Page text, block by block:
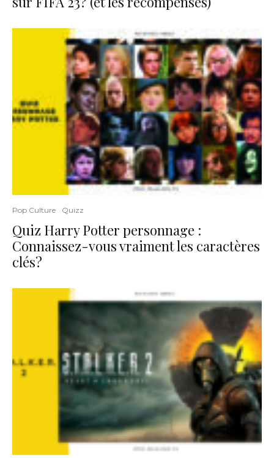
Pop Culture Quizz
Quiz Harry Potter personnage :
Connaissez-vous vraiment les caractères
clés?